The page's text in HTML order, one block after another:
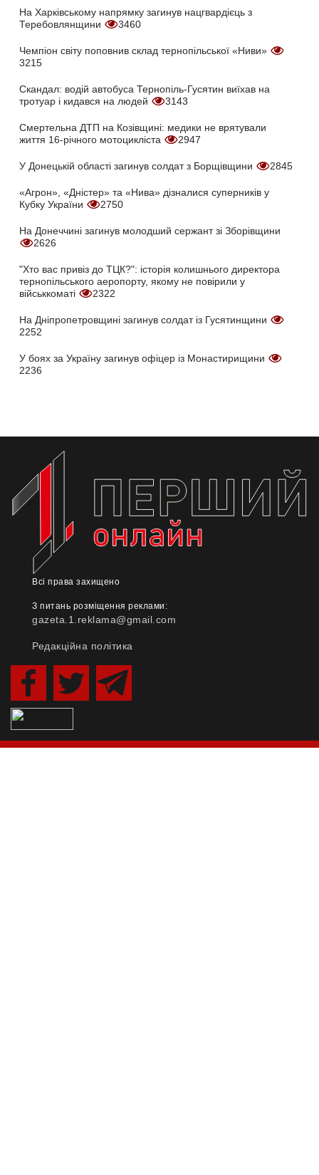
На Харківському напрямку загинув нацгвардієць з
Теребовлянщини
3460
Чемпіон світу поповнив склад тернопільської «Ниви»
3215
Скандал: водій автобуса Тернопіль-Гусятин виїхав на
тротуар і кидався на людей
3143
Смертельна ДТП на Козівщині: медики не врятували
життя 16-річного мотоцикліста
2947
У Донецькій області загинув солдат з Борщівщини 2845
«Агрон», «Дністер» та «Нива» дізналися суперників у
Кубку України
2750
На Донеччині загинув молодший сержант зі Зборівщини
2626
"Хто вас привіз до ТЦК?": історія колишнього директора
тернопільського аеропорту, якому не повірили у
військкоматі
2322
На Дніпропетровщині загинув солдат із Гусятинщини
2252
У боях за Україну загинув офіцер із Монастирищини
2236
Всі права захищено
З питань розміщення реклами:
gazeta.1.reklama@gmail.com
Редакційна політика